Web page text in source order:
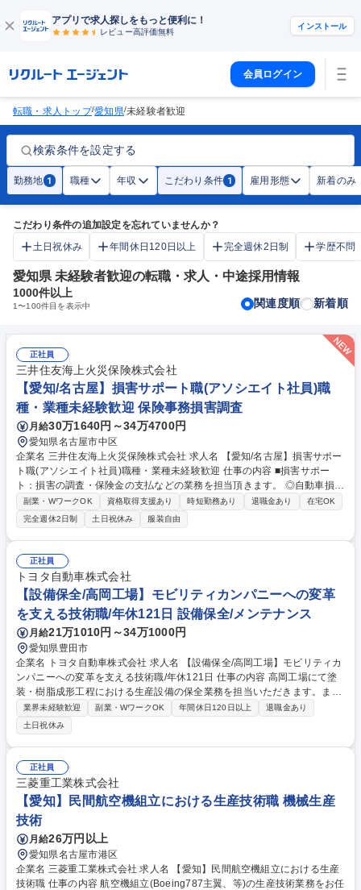
アプリで求人探しをもっと便利に！
レビュー高評価無料
インストール
会員ログイン
転職・求人トップ/愛知県/未経験者歓迎
検索条件を設定する
勤務地 1 職種 年収 こだわり条件 1 雇用形態 新着のみ
こだわり条件の追加設定を忘れていませんか？
土日祝休み
年間休日120日以上 完全週休2日制 学歴不問
愛知県 未経験者歓迎の転職・求人・中途採用情報
1000件以上
1〜100件目を表示中 関連度順 新着順
正社員
三井住友海上火災保険株式会社
【愛知/名古屋】損害サポート職(アソシエイト社員)職
種・業種未経験歓迎 保険事務損害調査
月給30万1640円～34万4700円
愛知県名古屋市中区
企業名 三井住友海上火災保険株式会社 求人名 【愛知/名古屋】損害サポー
ト職(アソシエイト社員)職種・業種未経験歓迎 仕事の内容 ■損害サポー
ト：損害の調査・保険金の支払などの業務を担当頂きます。 ◎自動車損害
サポート：お客さまが自動車事故に遭われた際に、保険金のお支払いを通
して、事故を解決していく仕事です。事故の解決まで 迅速かつ円満な解決
に向けた高い品質のサービスを提供します。※実務について入社後は過失
割合の発生しない対物事故から担当頂きます。 その後業務に慣れてきたら
過失割合の発生する対物事故や適性等により対人事故を担当いただくこと
もあります。 ◎火災/新種/傷病/海外旅行損害サポート：火災/賠償責任/傷
病など様々な保険種目について事故対応を担当します。 募集職種 【愛知/
名古屋】損害サポート職(アソシエイト社員)職種・業種未経験歓迎
副業・WワークOK 資格取得支援あり 時短勤務あり 退職金あり
在宅OK
完全週休2日制
土日祝休み 服装自由
正社員
トヨタ自動車株式会社
【設備保全/高岡工場】モビリティカンパニーへの変革
を支える技術職/年休121日 設備保全/メンテナンス
月給21万1010円～34万1000円
愛知県豊田市
企業名 トヨタ自動車株式会社 求人名 【設備保全/高岡工場】モビリティカ
ンパニーへの変革を支える技術職/年休121日 仕事の内容 高岡工場にて塗
装・樹脂成形工程における生産設備の保全業務を担当いただきます。ま
た、DXや予知保全といったデジタル技術を活用し、設備トラブルの未然
防止や効率的な保全体制の構築にも取り組んでいただきます。 【入社直
後】※建物の改変を伴う業務は含まない (1)塗装・樹脂成形の製造工程に
おける設備保全(点検・修理・製作) (2)生産設備の新設・改造・自動化など
の新技術導入サポート(仕様検討・試運転・量産トライアル) (3)DX・予知
保全等のデジタル新技術導入 募集職種 【設備保全/高岡工場】モビリティ
カンパニーへの変革を支える技術職/年休121日
業界未経験歓迎 副業・WワークOK 年間休日120日以上
退職金あり
土日祝休み
正社員
三菱重工業株式会社
【愛知】民間航空機組立における生産技術職 機械生産
技術
月給26万円以上
愛知県名古屋市港区
企業名 三菱重工業株式会社 求人名 【愛知】民間航空機組立における生産
技術職 仕事の内容 航空機組立(Boeing787主翼、等)の生産技術業務をお任